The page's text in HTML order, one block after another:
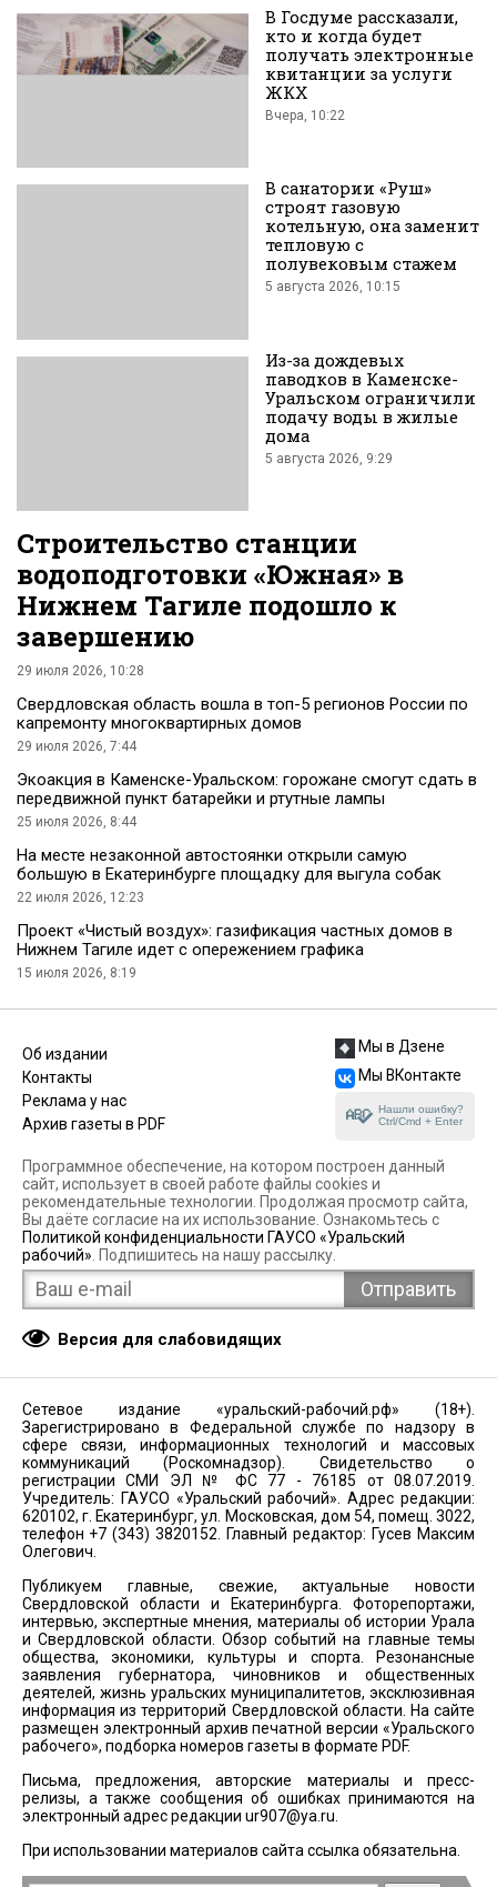
Вконтакте
В Госдуме рассказали,
кто и когда будет
получать электронные
квитанции за услуги
ЖКХ
Вчера, 10:22
В санатории «Руш»
строят газовую
котельную, она заменит
тепловую с
полувековым стажем
5 августа 2026, 10:15
Из-за дождевых
паводков в Каменске-
Уральском ограничили
подачу воды в жилые
дома
5 августа 2026, 9:29
Строительство станции
водоподготовки «Южная» в
Нижнем Тагиле подошло к
завершению
29 июля 2026, 10:28
Свердловская область вошла в топ-5 регионов России по
капремонту многоквартирных домов
29 июля 2026, 7:44
Экоакция в Каменске-Уральском: горожане смогут сдать в
передвижной пункт батарейки и ртутные лампы
25 июля 2026, 8:44
На месте незаконной автостоянки открыли самую
большую в Екатеринбурге площадку для выгула собак
22 июля 2026, 12:23
Проект «Чистый воздух»: газификация частных домов в
Нижнем Тагиле идет с опережением графика
15 июля 2026, 8:19
Об издании
Контакты
Реклама у нас
Архив газеты в PDF
Мы в Дзене
Мы ВКонтакте
Нашли ошибку?
Ctrl/Cmd + Enter
Программное обеспечение, на котором построен данный
сайт, использует в своей работе файлы cookies и
рекомендательные технологии. Продолжая просмотр сайта,
Вы даёте согласие на их использование. Ознакомьтесь с
Политикой конфиденциальности ГАУСО «Уральский
рабочий» . Подпишитесь на нашу рассылку.
Версия для слабовидящих
Сетевое издание «уральский-рабочий.рф» (18+).
Зарегистрировано в Федеральной службе по надзору в
сфере связи, информационных технологий и массовых
коммуникаций (Роскомнадзор). Свидетельство о
регистрации СМИ ЭЛ № ФС 77 - 76185 от 08.07.2019.
Учредитель: ГАУСО «Уральский рабочий». Адрес редакции:
620102, г. Екатеринбург, ул. Московская, дом 54, помещ. 3022,
телефон +7 (343) 3820152. Главный редактор: Гусев Максим
Олегович.
Публикуем главные, свежие, актуальные новости
Свердловской области и Екатеринбурга. Фоторепортажи,
интервью, экспертные мнения, материалы об истории Урала
и Свердловской области. Обзор событий на главные темы
общества, экономики, культуры и спорта. Резонансные
заявления губернатора, чиновников и общественных
деятелей, жизнь уральских муниципалитетов, эксклюзивная
информация из территорий Свердловской области. На сайте
размещен электронный архив печатной версии «Уральского
рабочего», подборка номеров газеты в формате PDF.
Письма, предложения, авторские материалы и пресс-
релизы, а также сообщения об ошибках принимаются на
электронный адрес редакции ur907@ya.ru
При использовании материалов сайта ссылка обязательна.